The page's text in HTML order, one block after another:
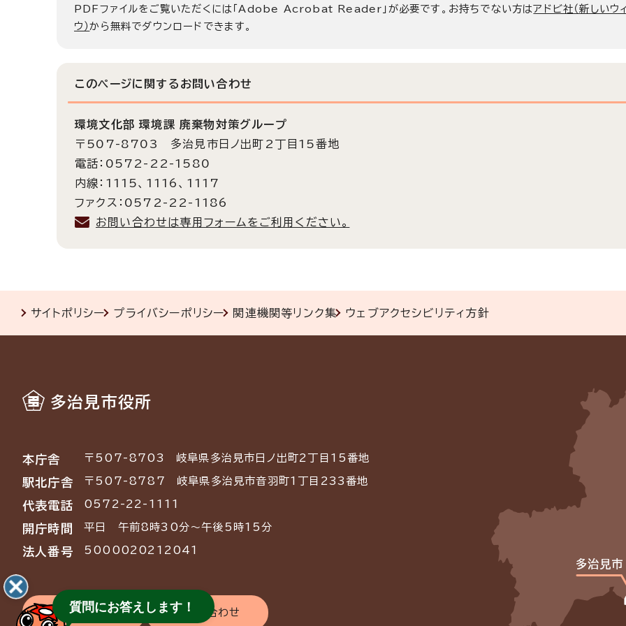
PDFファイルをご覧いただくには「Adobe Acrobat Reader」が必要です。お持ちでない方はアドビ社（新しいウ
ウ）から無料でダウンロードできます。
このページに関する お問い合わせ
環境文化部 環境課 廃棄物対策グループ
〒507-8703 多治見市日ノ出町2丁目15番地
電話：0572-22-1580
内線：1115、1116、1117
ファクス：0572-22-1186
お問い合わせは専用フォームをご利用ください。
サイトポリシー プライバシーポリシー 関連機関等リンク集 ウェブアクセシビリティ方針
多治見市役所
本庁舎 〒507-8703 岐阜県多治見市日ノ出町2丁目15番地
駅北庁舎 〒507-8787 岐阜県多治見市音羽町1丁目233番地
代表電話 0572-22-1111
開庁時間 平日 午前8時30分～午後5時15分
法人番号 5000020212041
交通アクセス お問い合わせ
質問にお答えします！